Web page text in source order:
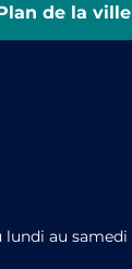
de la ville
au samedi